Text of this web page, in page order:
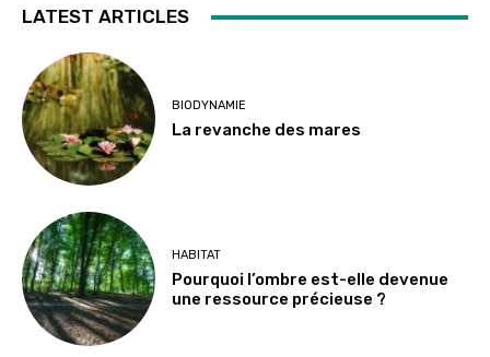
LATEST ARTICLES
BIODYNAMIE
La revanche des mares
HABITAT
Pourquoi l’ombre est-elle devenue
une ressource précieuse ?